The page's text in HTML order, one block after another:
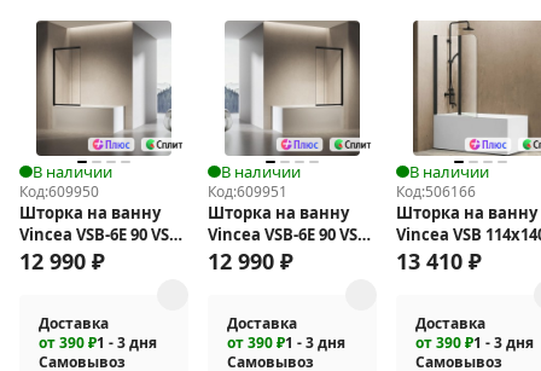
В наличии
Код:609950
Шторка на ванну
Vincea VSB-6E 90 VSB-
6E900CLB-L
12 990 ₽
Доставка
от 390 ₽1 - 3 дня
Самовывоз
В наличии
Код:609951
Шторка на ванну
Vincea VSB-6E 90 VSB-
6E900CLB-R
12 990 ₽
Доставка
от 390 ₽1 - 3 дня
Самовывоз
В наличии
Код:506166
Шторка на ванну
Vincea VSB
VSB-12114CLB
13 410 ₽
Доставка
от 390 ₽1 - 3 дня
Самовывоз